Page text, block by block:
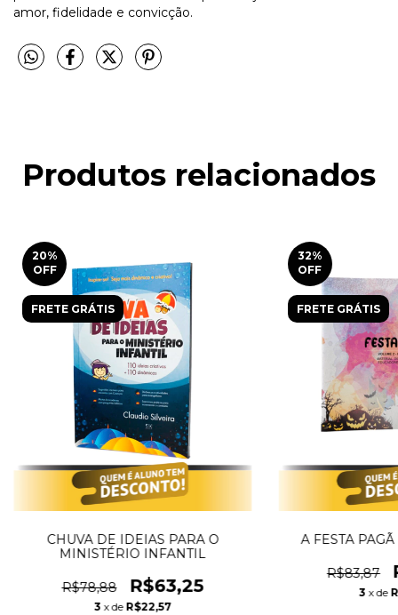
amor, fidelidade e convicção.
Produtos relacionados
20%
OFF
FRETE GRÁTIS
CHUVA DE IDEIAS PARA O
MINISTÉRIO INFANTIL
R$78,88 R$63,25
3 x de R$22,57
32%
OFF
FRETE GRÁTIS
A FESTA
R$83,87
3 x de